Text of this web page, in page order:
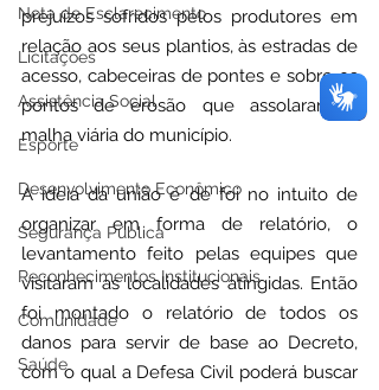
Nota de Esclarecimento
Licitações
Assistência Social
Esporte
Desenvolvimento Econômico
Segurança Pública
Reconhecimentos Institucionais
Comunidade
Saúde
prejuízos sofridos pelos produtores em
relação aos seus plantios, às estradas de
acesso, cabeceiras de pontes e sobre os
pontos de erosão que assolaram a
malha viária do município.
A ideia da união é de foi no intuito de
organizar em forma de relatório, o
levantamento feito pelas equipes que
visitaram as localidades atingidas. Então
foi montado o relatório de todos os
danos para servir de base ao Decreto,
com o qual a Defesa Civil poderá buscar